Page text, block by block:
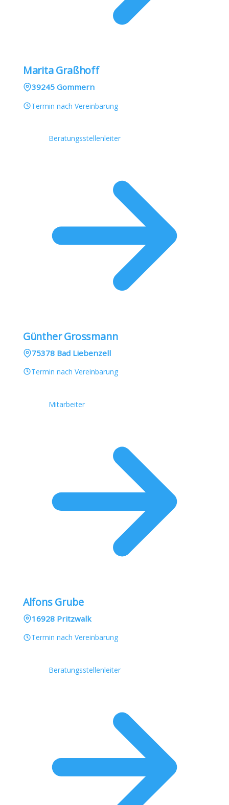
Marita Graßhoff
39245 Gommern
Termin nach Vereinbarung
Beratungsstellenleiter
Günther Grossmann
75378 Bad Liebenzell
Termin nach Vereinbarung
Mitarbeiter
Alfons Grube
16928 Pritzwalk
Termin nach Vereinbarung
Beratungsstellenleiter